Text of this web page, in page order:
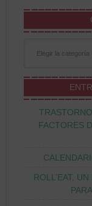
FACTORES
ROLL’EAT,